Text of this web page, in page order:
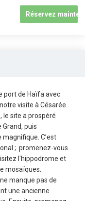
Réservez
port de Haïfa avec
visite à Césarée.
le site a prospéré
puis
C’est
; promenez-vous
l'hippodrome et
mosaïques.
manque pas de
une ancienne